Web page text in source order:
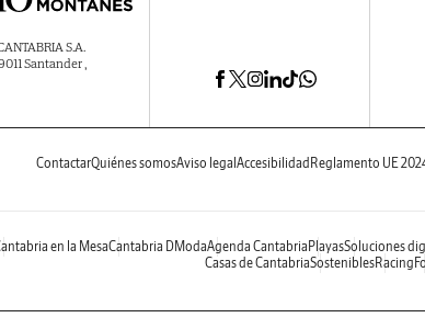
S.A.
Santander ,
ContactarQuiénes somosAviso legal Accesibilidad Reglamento UE
en la MesaCantabria DModaAgenda Cantabria PlayasSoluciones
Casas de CantabriaSosteniblesRacing